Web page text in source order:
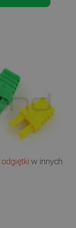
odgiętki w innych